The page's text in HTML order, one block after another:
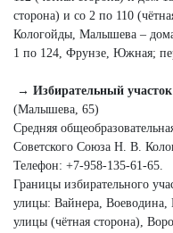
сторона) и со 2 по 110
Кологойды, Малышева –
1 по 124, Фрунзе, Южная;
→ Избирательный
(Малышева, 65)
Средняя
Советского Союза Н. В.
Телефон: +7‑958‑135‑61‑65.
Границы избирательного
улицы: Вайнера, Воеводина,
улицы (чётная сторона),